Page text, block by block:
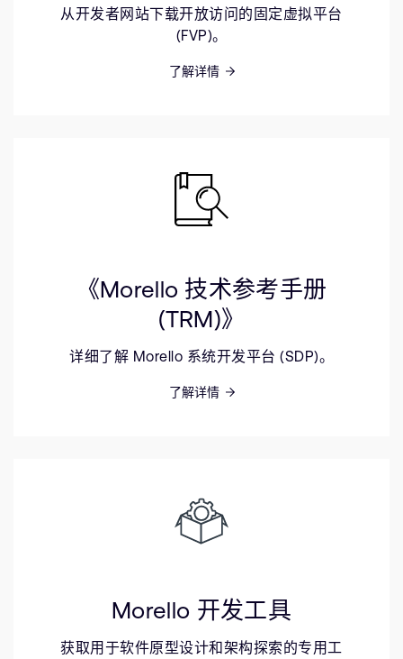
从开发者网站下载开放访问的固定虚拟平台
(FVP)。
了解详情
《Morello 技术参考手册
(TRM)》
详细了解 Morello 系统开发平台 (SDP)。
了解详情
Morello 开发工具
获取用于软件原型设计和架构探索的专用工